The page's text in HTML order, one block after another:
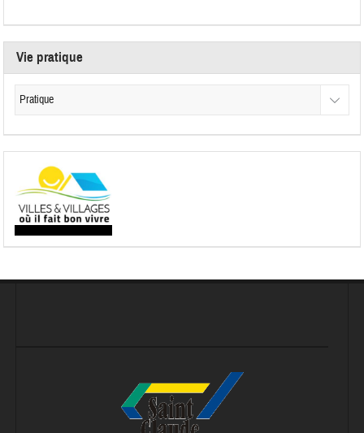
Vie pratique